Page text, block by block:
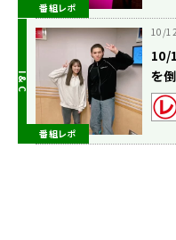
番組レポ
番組レポ
10/
10/
を
の